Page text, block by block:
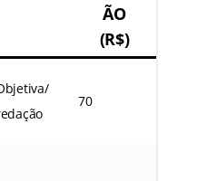
ÃO
(R$)
70